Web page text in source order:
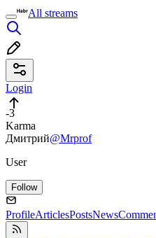
All streams
Login
-3
Karma
Дмитрий@Mrprof
User
Follow
ProfileArticlesPostsNews